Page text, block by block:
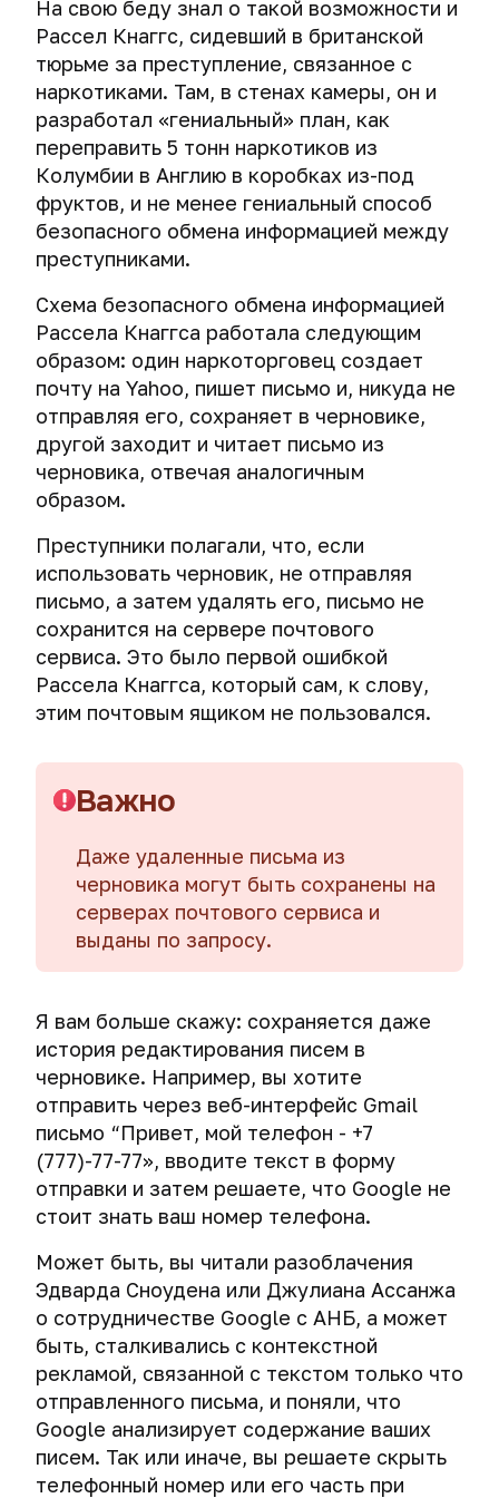
анонимности"
Как
хакеры
выходят
за
пределы
виртуальной
среды.
паролей
для
Экстренное
уничтожение
сохраненных
паролей
Основные
способы
атаки
пароль
и
TrueCrypt.
Создание
и
использование
защищенных
криптоконтейнеров
TrueCrypt
и
VeraCrypt
Шифрование
внешних
носителей
информации
при
помощи
TrueCrypt
и
VeraCrypt
Секреты
безопасной
работы
с
криптоконтейнерами
TrueCrypt
и
Простое
кроссплатформенное
шифрования
файлов.
Шифрование
помощи
AES
Crypt
в
Windows
и
macOS
AES
для
iOS.
Шифрование
данных
на
iPhone
и
iPad.
Экстренное
уничтожение
от
утечки
на
уровне
получателя
электронной
почты
фотографии
в
сети.
Тайминг-
атака.
Как
спецслужбы
деанонимизируют
пользователей
мессенджеров.
пользователей
VPN
и
proxy
через
сторонние
сайты
Деанонимизация
VPN
и
proxy
сопоставления
соединений
Деанонимизация
proxy
cookies
ФБР
получает
адреса
преступников,
использующих
Тор,
VPN
или
прокси
Деанонимизация
пользователей
и
proxy
через
User
agent
и
отпечатки
браузера
Деанонимизация
компьютерной
техники
Кибершпионаж
через
беспроводные
клавиатуры
и
мыши.
Атака
MouseJack.
Прослушка
динамики
и
колонки
Кибершпионаж
через
умные
телевизоры
Кибершпионаж
через
излучение
монитора
Универсальный
метод
удаления
для
кибершпионажа
уничтожение
кибершпионаж
через
USB-
кабели.
Сброс
и
контента
на
iPad
и
iPhone
Кибершпионаж
мобильный
телефон
компьютера
через
горячие
клавиши
Опасные
флешки.
К
чему
может
привести
USB-
носителя.
cache
deception
Опасность
больших
букв
или
«вечнорабочая»
схема
фишинга
IP-
адресу
Что
такое
черные
списки
IP-
адресов
и
какие
могут
последствия,
если
IP-
адрес
попадет
в
черный
список.
Общие
принципы
безопасного
общения
в
сети
Разрыв
целостности
информации
переписке.
Сервисы
одноразовых
записок.
XMPP
(Jabber).
Как
общаются
в
даркнете.
Bitmessage.
Самый
анонимный
мессенджер.
Ловушка
для
проверяем,
не
читают
нашу
переписку.
Шифрование
переписок
в
Подмена
ссылок
мессенджерах
Четыре
секрета
безопасного
хакеров
Стеганография
и тайное
хранение
данных
Секреты
тайного
хранения
данных
Маскировка
криптоконтейнеров
Три
ошибки
Рассела
Кнаггса,
20
лет
тюрьмы
неотправленное
письмо.
Создание
криптоконтейнеров
с
двойным
дном
MAC-
адрес
вашей
анонимностью
Как
определить
MAС-
адрес
на
устройствах
macOS,
Linux,
Android,
iOS.
Wi-
Проверяем
сеть
на
в
ней
сторонних
подключений
Программное
обеспечение
Открытый
и
исходный
Ошибки
и
ситуативные
баги.
Аудит
списка
установленных
и
приложений
Утечки
данных
данных
на
предмет
утечек
Удаление
аккаунтов
данные
Сбор
данных
со
стороны
программного
обеспечения
за
приватность.
Настраиваем
ограничения
сбора
данных
Tor
Deep
Web,
или
Глубинный
интернет
PGP
Знакомство
с
PGP
Вредоносное
программное
обеспечение
Как
будет
проходить
обучение
обнаружению
и
ликвидации
вредоносного
ПО
Кража
личности
Превентивные
меры
для
предотвращения
кражи
личности
Как
Криминалистика
Атака
через
порт
FireWire
Практические
Поисковые
системы
Анонимная
поисковая
система
Антикриминалистика
Контр-
На свою беду знал о такой возможности и
Рассел Кнаггс, сидевший в британской
тюрьме за преступление, связанное с
наркотиками. Там, в стенах камеры, он и
разработал «гениальный» план, как
переправить 5 тонн наркотиков из
Колумбии в Англию в коробках из-под
фруктов, и не менее гениальный способ
безопасного обмена информацией между
преступниками.
Схема безопасного обмена информацией
Рассела Кнаггса работала следующим
образом: один наркоторговец создает
почту на Yahoo, пишет письмо и, никуда не
отправляя его, сохраняет в черновике,
другой заходит и читает письмо из
черновика, отвечая аналогичным
образом.
Преступники полагали, что, если
использовать черновик, не отправляя
письмо, а затем удалять его, письмо не
сохранится на сервере почтового
сервиса. Это было первой ошибкой
Рассела Кнаггса, который сам, к слову,
этим почтовым ящиком не пользовался.
Важно
Даже удаленные письма из
черновика могут быть сохранены на
серверах почтового сервиса и
выданы по запросу.
Я вам больше скажу: сохраняется даже
история редактирования писем в
черновике. Например, вы хотите
отправить через веб-интерфейс Gmail
письмо “Привет, мой телефон - +7
(777)-77-77», вводите текст в форму
отправки и затем решаете, что Google не
стоит знать ваш номер телефона.
Может быть, вы читали разоблачения
Эдварда Сноудена или Джулиана Ассанжа
о сотрудничестве Google с АНБ, а может
быть, сталкивались с контекстной
рекламой, связанной с текстом только что
отправленного письма, и поняли, что
Google анализирует содержание ваших
писем. Так или иначе, вы решаете скрыть
телефонный номер или его часть при